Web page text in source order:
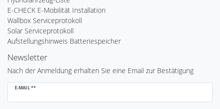
E-CHECK E-Mobilität Installation
Wallbox Serviceprotokoll
Solar Serviceprotokoll
Aufstellungshinweis Batteriespeicher
Newsletter
Nach der Anmeldung erhalten Sie eine Email zur Bestätigung
E-MAIL **
Newsletter